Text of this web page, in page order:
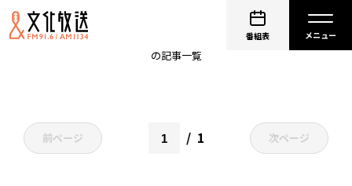
番組表
の記事一覧
前ページ 1 次ページ